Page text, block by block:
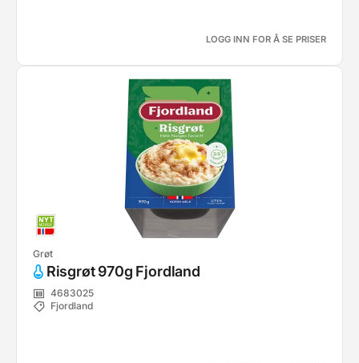
LOGG INN FOR Å SE PRISER
Grøt
Risgrøt 970g Fjordland
4683025
Fjordland